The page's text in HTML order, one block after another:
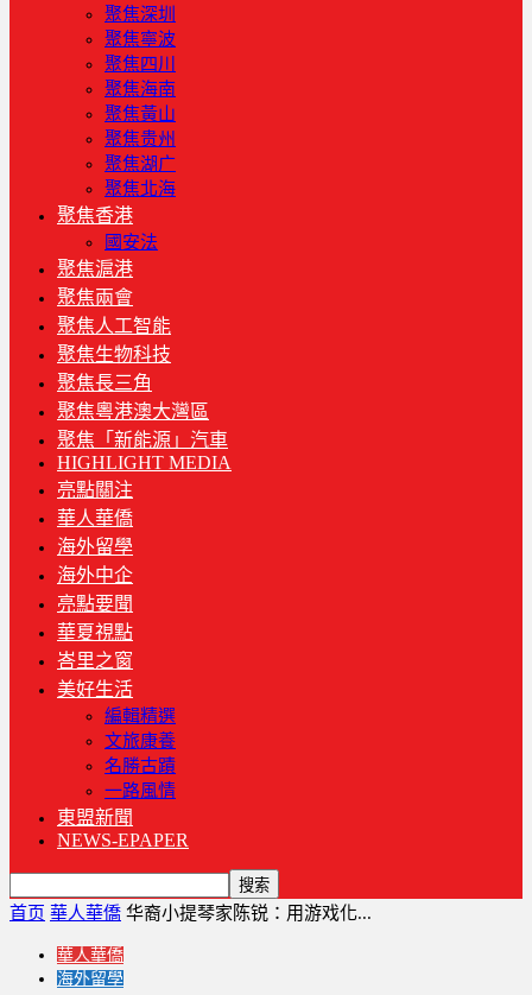
聚焦深圳
聚焦寧波
聚焦四川
聚焦海南
聚焦黃山
聚焦贵州
聚焦湖广
聚焦北海
聚焦香港
國安法
聚焦滬港
聚焦兩會
聚焦人工智能
聚焦生物科技
聚焦長三角
聚焦粵港澳大灣區
聚焦「新能源」汽車
HIGHLIGHT MEDIA
亮點關注
華人華僑
海外留學
海外中企
亮點要聞
華夏視點
峇里之窗
美好生活
編輯精選
文旅康養
名勝古蹟
一路風情
東盟新聞
NEWS-EPAPER
首页 華人華僑 华裔小提琴家陈锐：用游戏化...
華人華僑
海外留學